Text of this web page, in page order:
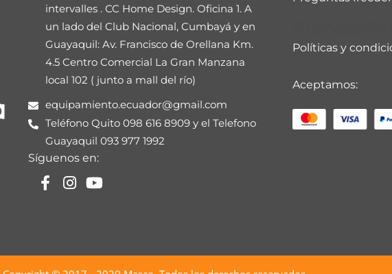
intervalles . CC Home Design. Oficina 1. A
un lado del Club Nacional, Cumbayá y en
Guayaquil: Av. Francisco de Orellana Km.
4.5 Centro Comercial La Gran Manzana
local 102 ( junto a mall del río)
equipamiento.ecuador@gmail.com
Teléfono Quito 098 616 8909 y el Telefono
Guayaquil 093 977 1992
Síguenos en:
Políticas y
Aceptamos: